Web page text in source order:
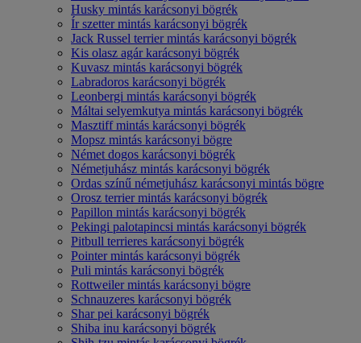
Husky mintás karácsonyi bögrék
Ír szetter mintás karácsonyi bögrék
Jack Russel terrier mintás karácsonyi bögrék
Kis olasz agár karácsonyi bögrék
Kuvasz mintás karácsonyi bögrék
Labradoros karácsonyi bögrék
Leonbergi mintás karácsonyi bögrék
Máltai selyemkutya mintás karácsonyi bögrék
Masztiff mintás karácsonyi bögrék
Mopsz mintás karácsonyi bögre
Német dogos karácsonyi bögrék
Németjuhász mintás karácsonyi bögrék
Ordas színű németjuhász karácsonyi mintás bögre
Orosz terrier mintás karácsonyi bögrék
Papillon mintás karácsonyi bögrék
Pekingi palotapincsi mintás karácsonyi bögrék
Pitbull terrieres karácsonyi bögrék
Pointer mintás karácsonyi bögrék
Puli mintás karácsonyi bögrék
Rottweiler mintás karácsonyi bögre
Schnauzeres karácsonyi bögrék
Shar pei karácsonyi bögrék
Shiba inu karácsonyi bögrék